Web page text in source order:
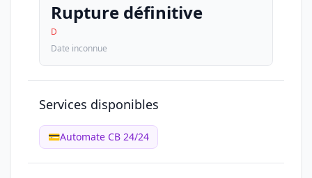
Rupture définitive
D
Date inconnue
Services disponibles
💳Automate CB 24/24